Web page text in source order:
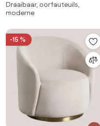
Fauteuil Van Nolon Bouclé Stof
Bouclé Wit - Sklum
Draaibaar, oorfauteuils,
moderne
-15 %